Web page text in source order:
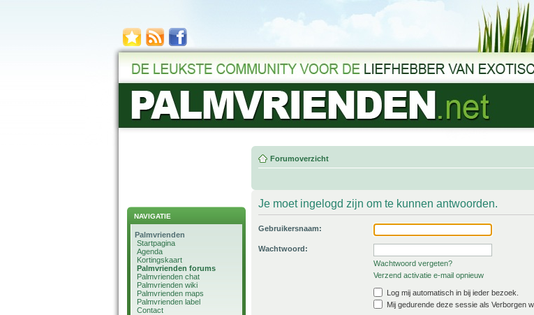
NAVIGATIE
Palmvrienden
Startpagina
Agenda
Kortingskaart
Palmvrienden forums
Palmvrienden chat
Palmvrienden wiki
Palmvrienden maps
Palmvrienden label
Contact
Forumoverzicht
Je moet ingelogd zijn om te kunnen antwoorden.
Gebruikersnaam:
Wachtwoord:
Wachtwoord vergeten?
Verzend activatie e-mail opnieuw
Log mij automatisch in bij ieder bezoek.
Mij gedurende deze sessie als Verborgen